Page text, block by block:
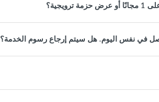
في نفس اليوم. هل سيتم إرجاع رسوم الخدمة؟